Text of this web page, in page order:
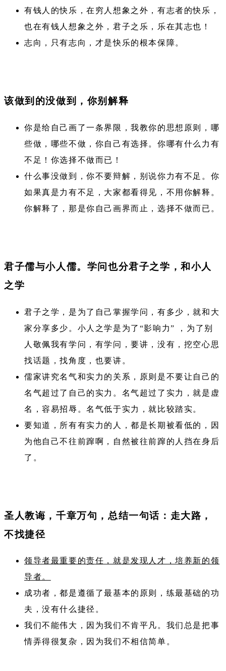
有钱人的快乐，在穷人想象之外，有志者的快乐，
也在有钱人想象之外，君子之乐，乐在其志也！
志向，只有志向，才是快乐的根本保障。
该做到的没做到，你别解释
你是给自己画了一条界限，我教你的思想原则，哪
些做，哪些不做，你自己有选择。你哪有什么力有
不足！你选择不做而已！
什么事没做到，你不要辩解，别说你力有不足。你
如果真是力有不足，大家都看得见，不用你解释。
你解释了，那是你自己画界而止，选择不做而已。
君子儒与小人儒。学问也分君子之学，和小人
之学
君子之学，是为了自己掌握学问，有多少，就和大
家分享多少。小人之学是为了“影响力” ，为了别
人敬佩我有学问，有学问，要讲，没有，挖空心思
找话题，找角度，也要讲。
儒家讲究名气和实力的关系，原则是不要让自己的
名气超过了自己的实力。名气超过了实力，就是虚
名，容易招辱。名气低于实力，就比较踏实。
要知道，所有有实力的人，都是长期被看低的，因
为他自己不往前蹿啊，自然被往前蹿的人挡在身后
了。
圣人教诲，千章万句，总结一句话：走大路，
不找捷径
领导者最重要的责任，就是发现人才，培养新的领
导者。
成功者，都是遵循了最基本的原则，练最基础的功
夫，没有什么捷径。
我们不能伟大，因为我们不肯平凡。我们总是把事
情弄得很复杂，因为我们不相信简单。